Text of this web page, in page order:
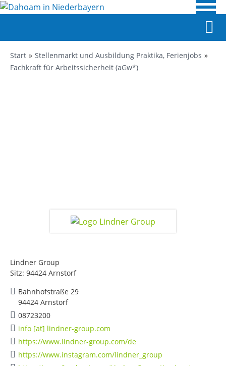
Start
Stellenmarkt und Ausbildung Praktika, Ferienjobs
Fachkraft für Arbeitssicherheit (aGw*)
Lindner Group
Sitz: 94424 Arnstorf
Bahnhofstraße 29
94424 Arnstorf
08723200
info [at] lindner-group.com
https://www.lindner-group.com/de
https://www.instagram.com/lindner_group